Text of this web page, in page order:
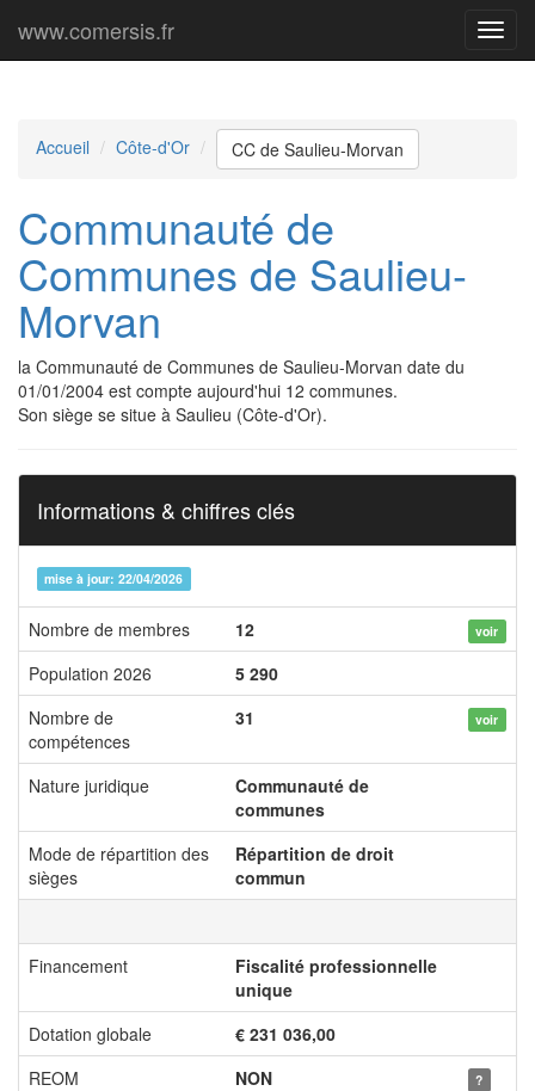
Menu
www.comersis.fr
Accueil Côte-d'Or CC de Saulieu-Morvan
Communauté de
Communes de Saulieu-
Morvan
la Communauté de Communes de Saulieu-Morvan date du
01/01/2004 est compte aujourd'hui 12 communes.
Son siège se situe à Saulieu (Côte-d'Or).
Informations & chiffres clés
mise à jour: 22/04/2026
Nombre de membres 12 voir
Population 2026
5 290
Nombre de
compétences
31 voir
Nature juridique
Communauté de
communes
Mode de répartition des
sièges
Répartition de droit
commun
Financement
Fiscalité professionnelle
unique
Dotation globale
€ 231 036,00
REOM
NON ?